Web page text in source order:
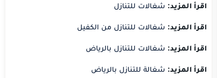
اقرأ المزيد: شغالات للتنازل
اقرأ المزيد: شغالات للتنازل من الكفيل
اقرأ المزيد: شغالات للتنازل بالرياض
اقرأ المزيد: شغالة للتنازل بالرياض